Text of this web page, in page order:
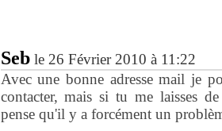
Seble 26 Février 2010 à 11:22
Avec une bonne adresse mail je
contacter, mais si tu me laisses
pense qu'il y a forcément un